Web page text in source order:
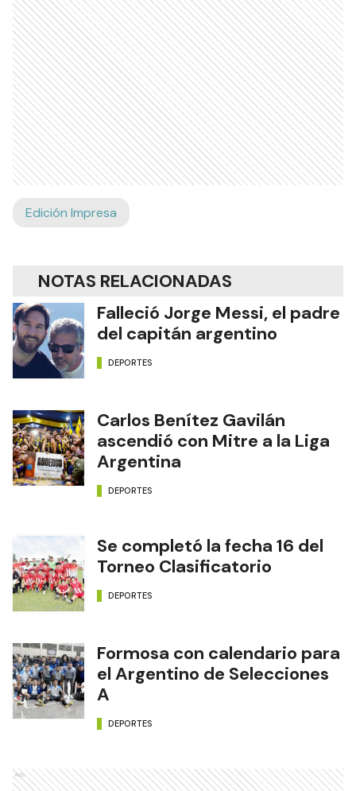
Edición Impresa
NOTAS RELACIONADAS
Falleció Jorge Messi, el padre
del capitán argentino
DEPORTES
Carlos Benítez Gavilán
ascendió con Mitre a la Liga
Argentina
DEPORTES
Se completó la fecha 16 del
Torneo Clasificatorio
DEPORTES
Formosa con calendario para
el Argentino de Selecciones
A
DEPORTES
Ads